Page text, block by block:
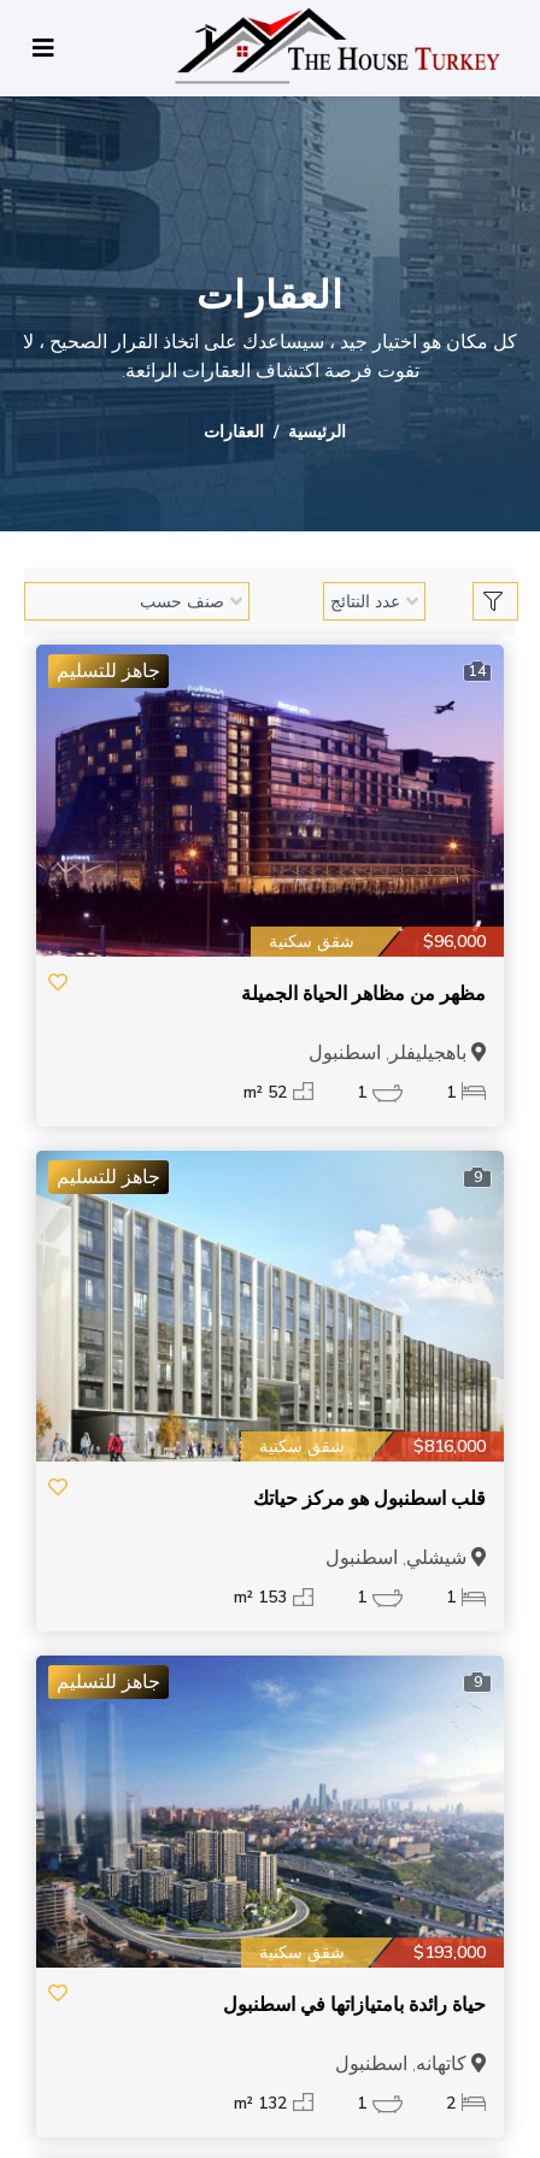
العقارات
كل مكان هو اختيار جيد ، سيساعدك على اتخاذ القرار الصحيح ، لا
تفوت فرصة اكتشاف العقارات الرائعة.
الرئيسية العقارات
14 جاهز للتسليم
شقق سكنية $96,000
مظهر من مظاهر الحياة الجميلة
باهجيليفلر, اسطنبول
1
1
52 m²
9 جاهز للتسليم
شقق سكنية $816,000
قلب اسطنبول هو مركز حياتك
شيشلي, اسطنبول
1
1
153 m²
9 جاهز للتسليم
شقق سكنية $193,000
حياة رائدة بامتيازاتها في اسطنبول
كاتهانه, اسطنبول
2
1
132 m²